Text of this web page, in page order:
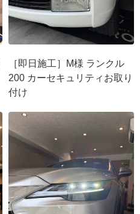
［即日施工］M様 ランクル
200 カーセキュリティお取り
付け